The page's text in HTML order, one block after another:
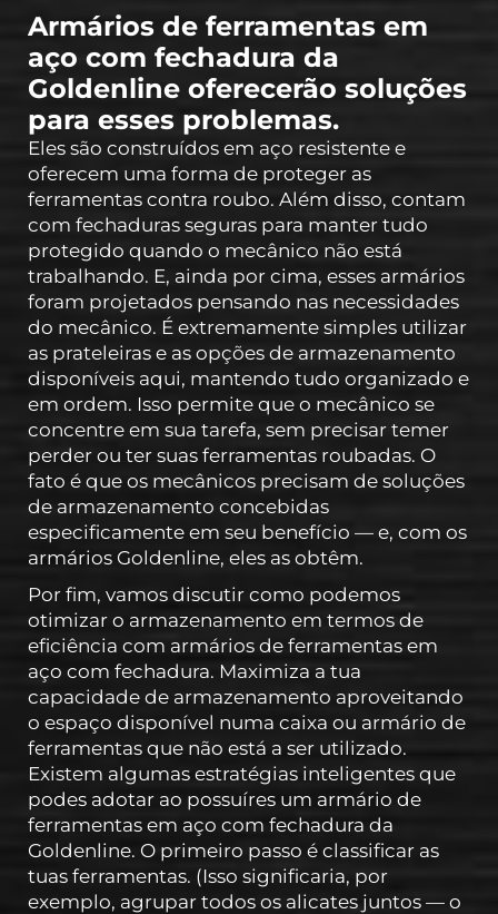
Armários de ferramentas em
aço com fechadura da
Goldenline oferecerão soluções
para esses problemas.
Eles são construídos em aço resistente e
oferecem uma forma de proteger as
ferramentas contra roubo. Além disso, contam
com fechaduras seguras para manter tudo
protegido quando o mecânico não está
trabalhando. E, ainda por cima, esses armários
foram projetados pensando nas necessidades
do mecânico. É extremamente simples utilizar
as prateleiras e as opções de armazenamento
disponíveis aqui, mantendo tudo organizado e
em ordem. Isso permite que o mecânico se
concentre em sua tarefa, sem precisar temer
perder ou ter suas ferramentas roubadas. O
fato é que os mecânicos precisam de soluções
de armazenamento concebidas
especificamente em seu benefício — e, com os
armários Goldenline, eles as obtêm.
Por fim, vamos discutir como podemos
otimizar o armazenamento em termos de
eficiência com armários de ferramentas em
aço com fechadura. Maximiza a tua
capacidade de armazenamento aproveitando
o espaço disponível numa caixa ou armário de
ferramentas que não está a ser utilizado.
Existem algumas estratégias inteligentes que
podes adotar ao possuíres um armário de
ferramentas em aço com fechadura da
Goldenline. O primeiro passo é classificar as
tuas ferramentas. (Isso significaria, por
exemplo, agrupar todos os alicates juntos — o